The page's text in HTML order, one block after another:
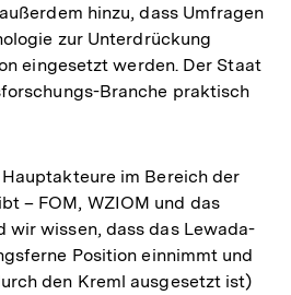
hinzu, dass Umfragen
zur Unterdrückung
eingesetzt werden. Der Staat
Branche praktisch
im Bereich der
– FOM, WZIOM und das
wir wissen, dass das Lewada-
Position einnimmt und
den Kreml ausgesetzt ist)